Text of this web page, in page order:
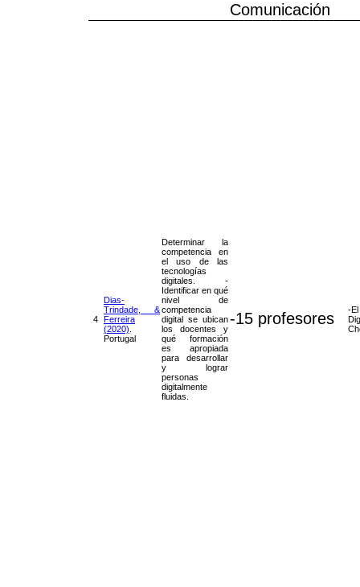
Comunicación
4
Dias-
Trindade, &
Ferreira
(2020).
Portugal
Determinar la
competencia en
el uso de las
tecnologías
digitales. -
Identificar en qué
nivel de
competencia
digital se ubican
los docentes y
qué formación
es apropiada
para desarrollar
y lograr
personas
digitalmente
fluidas.
-15 profesores
-